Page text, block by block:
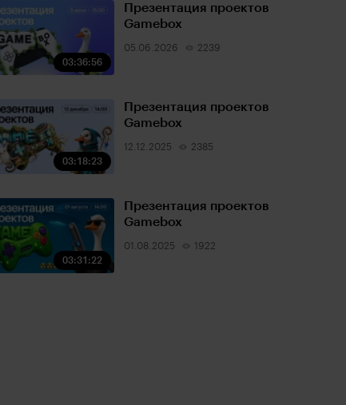
03:36:56
Презентация проектов
Gamebox
05.06.2026 2239
03:18:23
Презентация проектов
Gamebox
12.12.2025 2385
03:31:22
Презентация проектов
Gamebox
01.08.2025 1922